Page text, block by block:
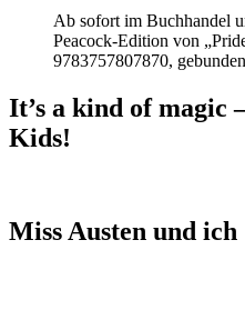
Ab sofort im Buchhandel
Peacock-Edition von
9783757807870,
It’s a kind of
Kids!
Miss Austen und ich